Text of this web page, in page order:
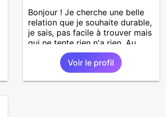
Bonjour ! Je cherche une belle
relation que je souhaite durable,
je sais, pas facile à trouver mais
qui ne tente rien n'a rien. Au
plaisir de faire votre
connaissance et d'échanger
avec vous.
Voir le profil